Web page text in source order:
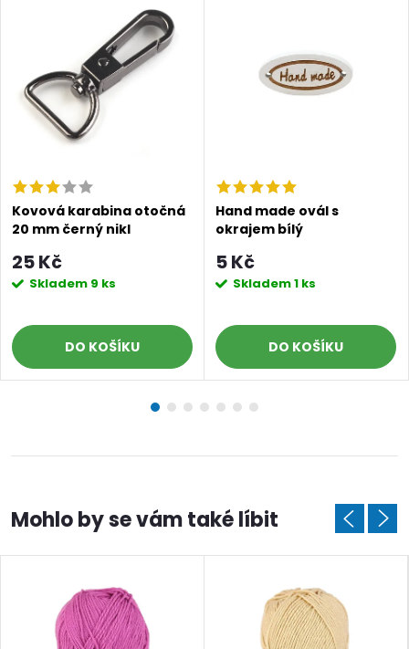
Kovová karabina otočná
20 mm černý nikl
25 Kč
Skladem 9 ks
DO KOŠÍKU
Hand made ovál s
okrajem bílý
5 Kč
Skladem1 ks
DO KOŠÍKU
Doprava a platby